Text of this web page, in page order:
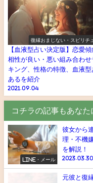
復縁おまじない・スピリチ
【血液型占い決定版】恋愛傾
相性が良い・悪い組み合わせ
キング、性格の特徴、血液型
あるを紹介
2021.09.04
コチラの記事もあなた
LINE・メール
彼女から
理・不機
を解説！
2023.03.30
元彼と復